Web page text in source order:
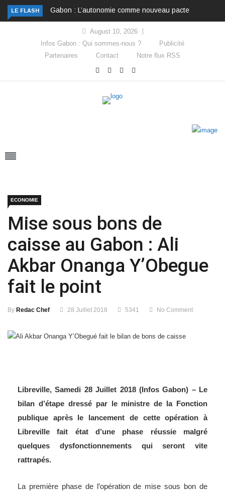
LE FLASH Gabon : L’autonomie comme nouveau pacte
August 10, 2026
Infos Gabon : Qui sommes-nous ?
Publicité
Partenaires
Contact Notre flux RSS
ECONOMIE
Mise sous bons de
caisse au Gabon : Ali
Akbar Onanga Y’Obegue
fait le point
By Redac Chef 28 Juillet 2018 5341 No Comment
Libreville, Samedi 28 Juillet 2018 (Infos Gabon) – Le
bilan d’étape dressé par le ministre de la Fonction
publique après le lancement de cette opération à
Libreville fait état d’une phase réussie malgré
quelques dysfonctionnements qui seront vite
rattrapés.
La première phase de l’opération de mise sous bon de